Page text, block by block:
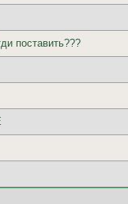
поставить???